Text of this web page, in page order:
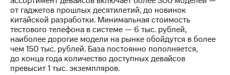
и акционерам
Корпоративное
управление
Корпоративный
секретарь
Раскрытие
от гаджетов прошлых десятилетий, до новинок
китайской разработки. Минимальная стоимость
тестового телефона в системе — 6 тыс. рублей,
наиболее дорогие модели на рынке обойдутся в более
чем 150 тыс. рублей. База постоянно пополняется,
до конца года количество доступных девайсов
превысит 1 тыс. экземпляров.